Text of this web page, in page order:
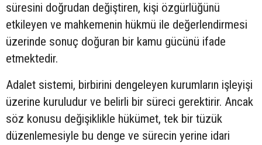
süresini doğrudan değiştiren, kişi özgürlüğünü
etkileyen ve mahkemenin hükmü ile değerlendirmesi
üzerinde sonuç doğuran bir kamu gücünü ifade
etmektedir.
Adalet sistemi, birbirini dengeleyen kurumların işleyişi
üzerine kuruludur ve belirli bir süreci gerektirir. Ancak
söz konusu değişiklikle hükümet, tek bir tüzük
düzenlemesiyle bu denge ve sürecin yerine idari